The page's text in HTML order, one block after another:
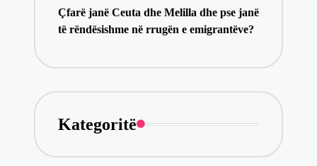
Çfarë janë Ceuta dhe Melilla dhe pse janë
të rëndësishme në rrugën e emigrantëve?
Kategoritë